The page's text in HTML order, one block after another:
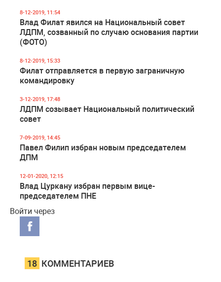
8-12-2019, 11:54
Влад Филат явился на Национальный совет
ЛДПМ, созванный по случаю основания партии
(ФОТО)
8-12-2019, 15:33
Филат отправляется в первую заграничную
командировку
3-12-2019, 17:48
ЛДПМ созывает Национальный политический
совет
7-09-2019, 14:45
Павел Филип избран новым председателем
ДПМ
12-01-2020, 12:15
Влад Цуркану избран первым вице-
председателем ПНЕ
Войти через
18 КОММЕНТАРИЕВ